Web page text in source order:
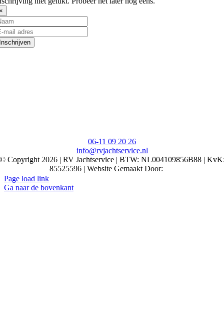
06-11 09 20 26
info@rvjachtservice.nl
Copyright 2026 | RV Jachtservice | BTW: NL004109856B88 |
85525596 | Website Gemaakt Door:
Page load link
Ga naar de bovenkant